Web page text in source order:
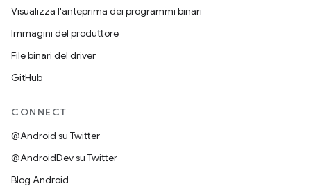
Visualizza l'anteprima dei programmi binari
Immagini del produttore
File binari del driver
GitHub
CONNECT
@Android su Twitter
@AndroidDev su Twitter
Blog Android